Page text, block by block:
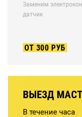
Заменим
датчик
ОТ 300 РУБ
ВЫЕЗД
В течение часа